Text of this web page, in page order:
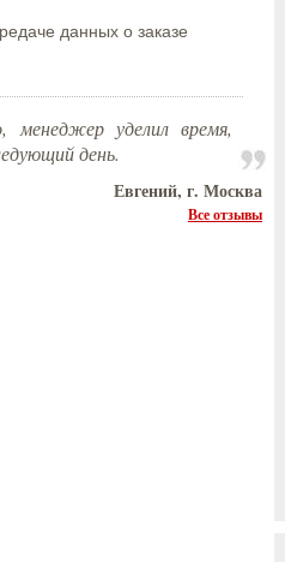
данных о заказе
менеджер уделил время,
день.
Евгений, г. Москва
Все отзывы